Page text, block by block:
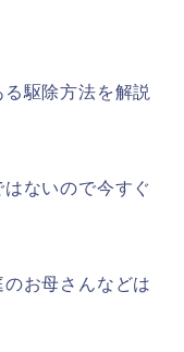
駆除方法を解説
ないので今すぐ
お母さんなどは